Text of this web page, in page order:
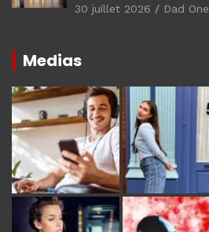
30 juillet 2026 Dad One
Medias